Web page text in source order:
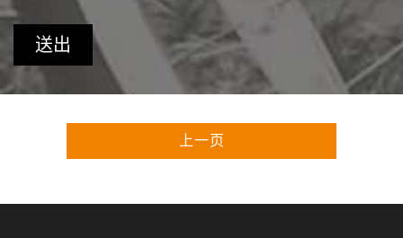
送出
上一页